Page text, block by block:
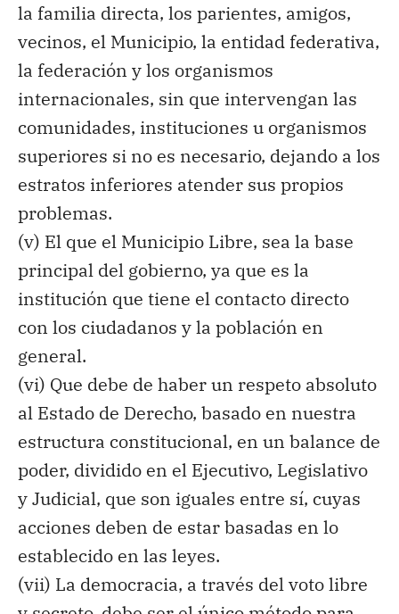
la familia directa, los parientes, amigos,
vecinos, el Municipio, la entidad federativa,
la federación y los organismos
internacionales, sin que intervengan las
comunidades, instituciones u organismos
superiores si no es necesario, dejando a los
estratos inferiores atender sus propios
problemas.
(v) El que el Municipio Libre, sea la base
principal del gobierno, ya que es la
institución que tiene el contacto directo
con los ciudadanos y la población en
general.
(vi) Que debe de haber un respeto absoluto
al Estado de Derecho, basado en nuestra
estructura constitucional, en un balance de
poder, dividido en el Ejecutivo, Legislativo
y Judicial, que son iguales entre sí, cuyas
acciones deben de estar basadas en lo
establecido en las leyes.
(vii) La democracia, a través del voto libre